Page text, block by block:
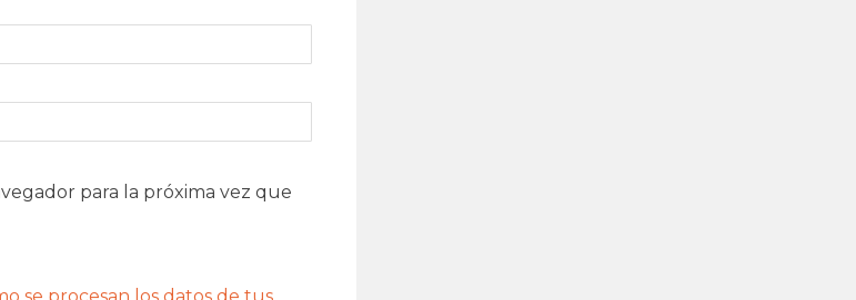
para la próxima vez que